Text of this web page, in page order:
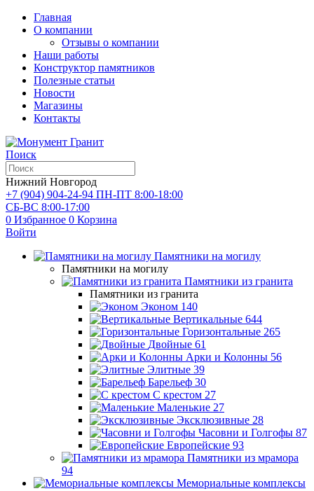
Главная
О компании
Отзывы о компании
Наши работы
Конструктор памятников
Полезные статьи
Новости
Магазины
Контакты
Поиск
Нижний Новгород
+7 (904) 904-24-94 ПН-ПТ 8:00-18:00
СБ-ВС 8:00-17:00
0 Избранное 0 Корзина
Войти
Памятники на могилу
Памятники на могилу
Памятники из гранита
Памятники из гранита
Эконом 140
Вертикальные 644
Горизонтальные 265
Двойные 61
Арки и Колонны 56
Элитные 39
Барельеф 30
С крестом 27
Маленькие 27
Эксклюзивные 28
Часовни и Голгофы 87
Европейские 93
Памятники из мрамора
94
Мемориальные комплексы